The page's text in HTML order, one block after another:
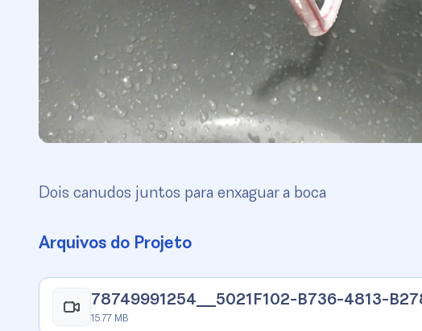
Dois canudos juntos para enxaguar a boca
Arquivos do Projeto
78749991254__5021F102-B736-4813-
15.77 MB